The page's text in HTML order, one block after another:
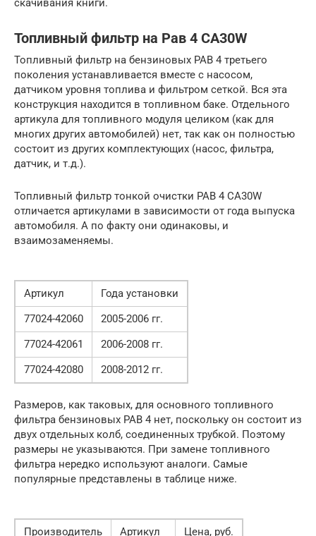
скачивания книги.
Топливный фильтр на Рав 4 CA30W
Топливный фильтр на бензиновых РАВ 4 третьего
поколения устанавливается вместе с насосом,
датчиком уровня топлива и фильтром сеткой. Вся эта
конструкция находится в топливном баке. Отдельного
артикула для топливного модуля целиком (как для
многих других автомобилей) нет, так как он полностью
состоит из других комплектующих (насос, фильтра,
датчик, и т.д.).
Топливный фильтр тонкой очистки РАВ 4 CA30W
отличается артикулами в зависимости от года выпуска
автомобиля. А по факту они одинаковы, и
взаимозаменяемы.
Артикул
Года установки
77024-42060
2005-2006 гг.
77024-42061
2006-2008 гг.
77024-42080
2008-2012 гг.
Размеров, как таковых, для основного топливного
фильтра бензиновых РАВ 4 нет, поскольку он состоит из
двух отдельных колб, соединенных трубкой. Поэтому
размеры не указываются. При замене топливного
фильтра нередко используют аналоги. Самые
популярные представлены в таблице ниже.
Производитель Артикул
Цена, руб.